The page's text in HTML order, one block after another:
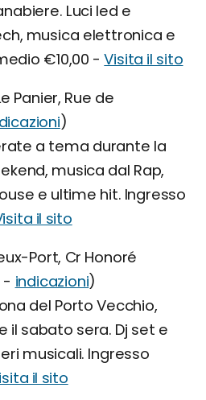
Luci led e
musica elettronica e
€10,00 -Visita il sito
Panier, Rue de
)
a tema durante la
musica dal Rap,
e ultime hit. Ingresso
il sito
Port, Cr Honoré
- indicazioni)
del Porto Vecchio,
il sabato sera. Dj set e
musicali. Ingresso
il sito